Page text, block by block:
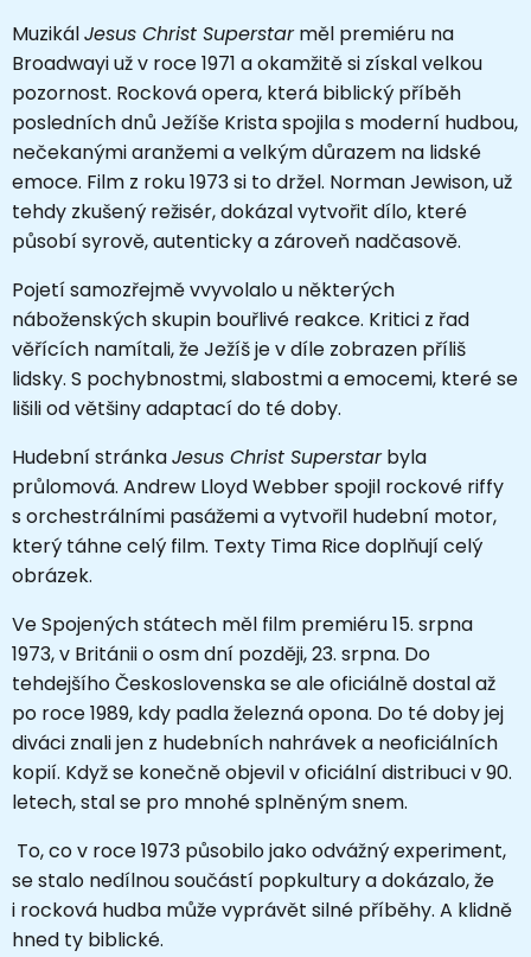
MuzikálJesus Christ Superstarměl premiéru na
Broadwayi už v roce 1971 a okamžitě si získal velkou
pozornost. Rocková opera, která biblický příběh
posledních dnů Ježíše Krista spojila s moderní hudbou,
nečekanými aranžemi a velkým důrazem na lidské
emoce. Film z roku 1973 si to držel. Norman Jewison, už
tehdy zkušený režisér, dokázal vytvořit dílo, které
působí syrově, autenticky a zároveň nadčasově.
Pojetí samozřejmě vvyvolalo u některých
náboženských skupin bouřlivé reakce. Kritici z řad
věřících namítali, že Ježíš je v díle zobrazen příliš
lidsky. S pochybnostmi, slabostmi a emocemi, které se
lišili od většiny adaptací do té doby.
Hudební stránkaJesus Christ Superstarbyla
průlomová. Andrew Lloyd Webber spojil rockové riffy
s orchestrálními pasážemi a vytvořil hudební motor,
který táhne celý film. Texty Tima Rice doplňují celý
obrázek.
Ve Spojených státech měl film premiéru 15. srpna
1973, v Británii o osm dní později, 23. srpna. Do
tehdejšího Československa se ale oficiálně dostal až
po roce 1989, kdy padla železná opona. Do té doby jej
diváci znali jen z hudebních nahrávek a neoficiálních
kopií. Když se konečně objevil v oficiální distribuci v 90.
letech, stal se pro mnohé splněným snem.
To, co v roce 1973 působilo jako odvážný experiment,
se stalo nedílnou součástí popkultury a dokázalo, že
i rocková hudba může vyprávět silné příběhy. A klidně
hned ty biblické.